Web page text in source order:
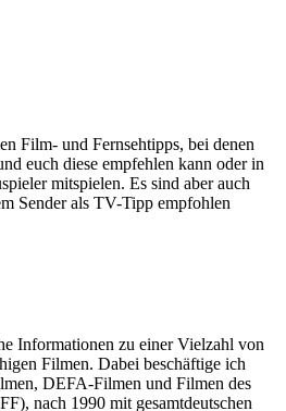
Film- und Fernsehtipps, bei denen
euch diese empfehlen kann oder in
mitspielen. Es sind aber auch
Sender als TV-Tipp empfohlen
Informationen zu einer Vielzahl von
Filmen. Dabei beschäftige ich
DEFA-Filmen und Filmen des
nach 1990 mit gesamtdeutschen